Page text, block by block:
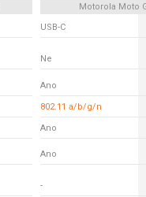
Motorola Moto
USB-C
Ne
Ano
802.11 a/b/g/n
Ano
Ano
-